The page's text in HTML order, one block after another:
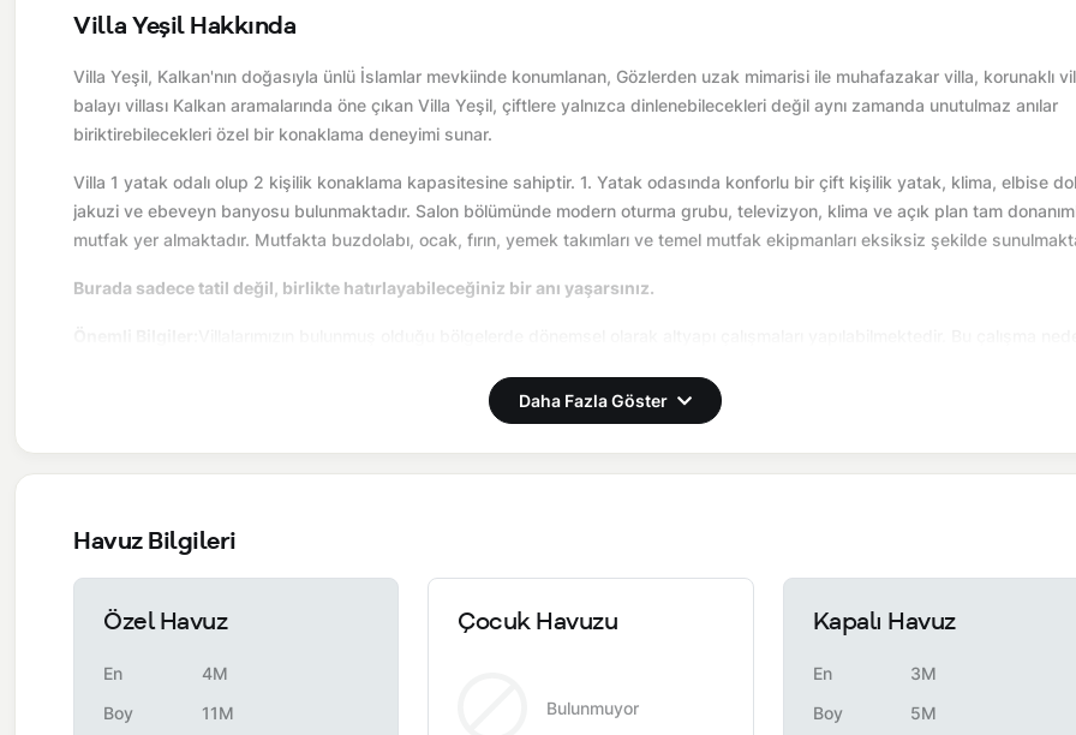
Villa Yeşil Hakkında
Villa Yeşil, Kalkan'nın doğasıyla ünlü İslamlar mevkiinde konumlanan, Gözlerden uzak mimarisi ile muhafazakar villa, korunaklı
balayı villası Kalkan aramalarında öne çıkan Villa Yeşil, çiftlere yalnızca dinlenebilecekleri değil aynı zamanda unutulmaz anılar
biriktirebilecekleri özel bir konaklama deneyimi sunar.
Villa 1 yatak odalı olup 2 kişilik konaklama kapasitesine sahiptir. 1. Yatak odasında konforlu bir çift kişilik yatak, klima, elbise
jakuzi ve ebeveyn banyosu bulunmaktadır. Salon bölümünde modern oturma grubu, televizyon, klima ve açık plan tam
mutfak yer almaktadır. Mutfakta buzdolabı, ocak, fırın, yemek takımları ve temel mutfak ekipmanları eksiksiz şekilde
Burada sadece tatil değil, birlikte hatırlayabileceğiniz bir anı yaşarsınız.
Daha Fazla Göster
Havuz Bilgileri
Özel Havuz
En
4M
Boy
11M
Çocuk Havuzu
Bulunmuyor
Kapalı Havuz
En
3M
Boy
5M